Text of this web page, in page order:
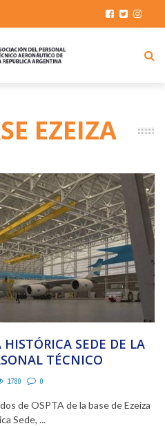
EZEIZA
SEDE DE LA
TÉCNICO
1780 0
de OSPTA de la base de Ezeiza
Sede, ...